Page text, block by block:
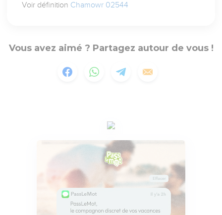
Voir définition Chamowr 02544
Vous avez aimé ? Partagez autour de vous !